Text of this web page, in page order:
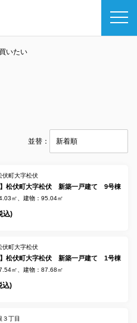
いたい
並替：
伏町大字松伏
】松伏町大字松伏 新築一戸建て 9号棟
㎡ 建物：95.04㎡
込)
伏町大字松伏
】松伏町大字松伏 新築一戸建て 1号棟
㎡ 建物：87.68㎡
込)
３丁目